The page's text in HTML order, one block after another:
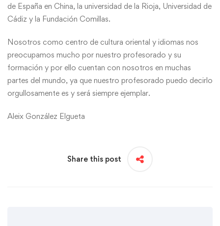
de España en China, la universidad de la Rioja, Universidad de
Cádiz y la Fundación Comillas.
Nosotros como centro de cultura oriental y idiomas nos
preocupamos mucho por nuestro profesorado y su
formación y por ello cuentan con nosotros en muchas
partes del mundo, ya que nuestro profesorado puedo decirlo
orgullosamente es y será siempre ejemplar.
Aleix González Elgueta
Share this post